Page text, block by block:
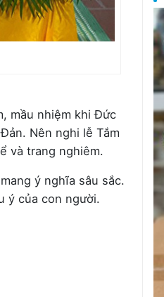
mầu nhiệm khi Đức
Nên nghi lễ Tắm
và trang nghiêm.
ý nghĩa sâu sắc.
ý của con người.